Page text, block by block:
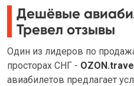
Дешёвые
Тревел отзывы
Один из лидеров по
просторах СНГ -
авиабилетов предлагает